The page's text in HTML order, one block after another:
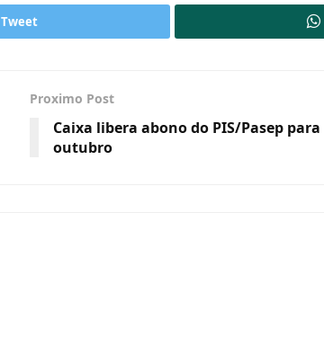
Tweet
Proximo Post
Caixa libera abono do PIS/Pasep
outubro